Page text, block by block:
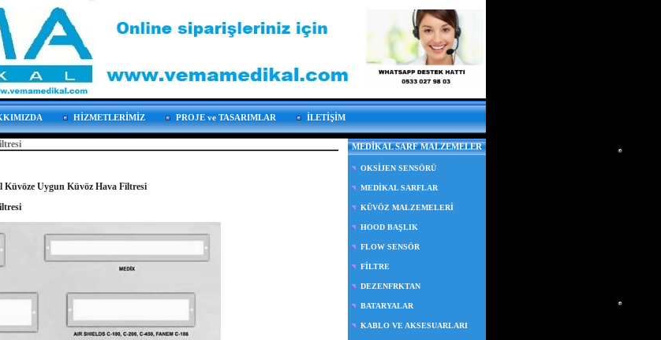
HİZMETLERİMİZ PROJE ve TASARIMLAR İLETİŞİM
Küvöze Uygun Küvöz Hava Filtresi
MEDİKAL SARF MALZEMELER
OKSİJEN SENSÖRÜ
MEDİKAL SARFLAR
KÜVÖZ MALZEMELERİ
HOOD BAŞLIK
FLOW SENSÖR
FİLTRE
DEZENFRKTAN
BATARYALAR
KABLO VE AKSESUARLARI